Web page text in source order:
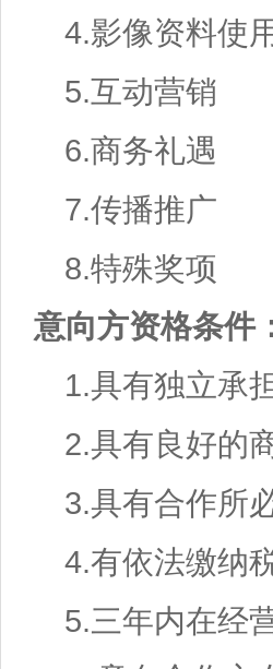
4.影像资料使
5.互动营销
6.商务礼遇
7.传播推广
8.特殊奖项
意向方资格条件
1.具有独立承
2.具有良好的
3.具有合作所
4.有依法缴纳
5.三年内在经